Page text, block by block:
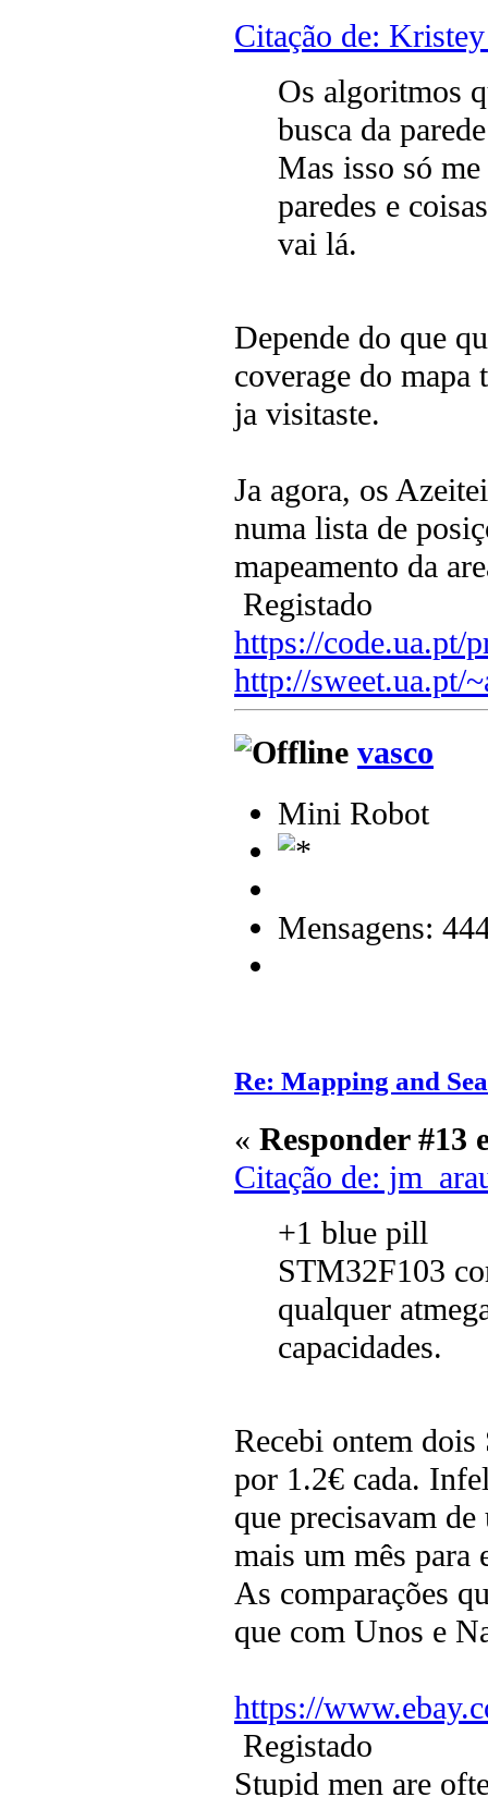
Citação de:
Os algoritmos
busca da
Mas isso só
paredes e
vai lá.
Depende do que
coverage do mapa
ja visitaste.
Ja agora, os
numa lista de
mapeamento da
Registado
https://code.ua.pt/
http://sweet.ua.pt/
vasco
Mini Robot
Mensagens:
Re: Mapping and
« Responder #13
Citação de:
+1 blue pill
STM32F103
qualquer
capacidades.
Recebi ontem
por 1.2€ cada.
que precisavam
mais um mês para
As comparações
que com Unos e
https://
Registado
Stupid men are